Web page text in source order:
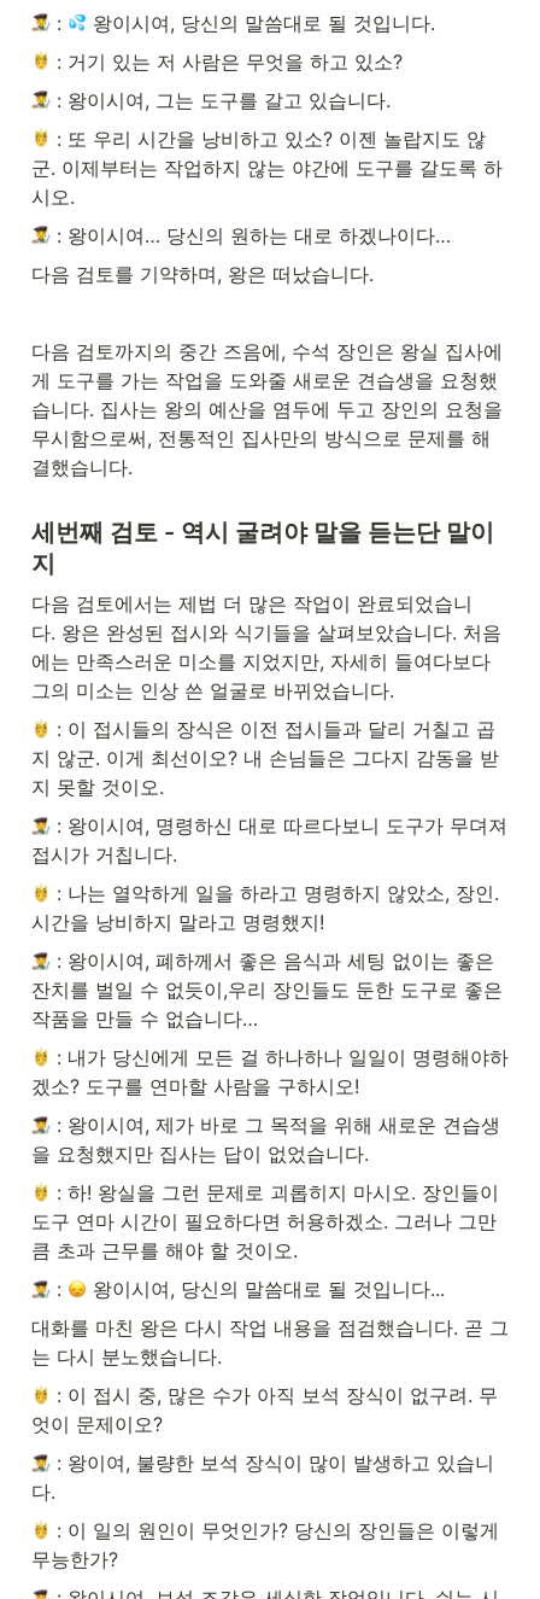
:
왕이시여, 당신의 말씀대로 될 것입니다.
: 거기 있는 저 사람은 무엇을 하고 있소?
: 왕이시여, 그는 도구를 갈고 있습니다.
: 또 우리 시간을 낭비하고 있소? 이젠 놀랍지도 않
군. 이제부터는 작업하지 않는 야간에 도구를 갈도록 하
시오.
: 왕이시여… 당신의 원하는 대로 하겠나이다…
다음 검토를 기약하며, 왕은 떠났습니다.
다음 검토까지의 중간 즈음에, 수석 장인은 왕실 집사에
게 도구를 가는 작업을 도와줄 새로운 견습생을 요청했
습니다. 집사는 왕의 예산을 염두에 두고 장인의 요청을
무시함으로써, 전통적인 집사만의 방식으로 문제를 해
결했습니다.
세번째 검토 - 역시 굴려야 말을 듣는단 말이
지
다음 검토에서는 제법 더 많은 작업이 완료되었습니
다. 왕은 완성된 접시와 식기들을 살펴보았습니다. 처음
에는 만족스러운 미소를 지었지만, 자세히 들여다보다
그의 미소는 인상 쓴 얼굴로 바뀌었습니다.
: 이 접시들의 장식은 이전 접시들과 달리 거칠고 곱
지 않군. 이게 최선이오? 내 손님들은 그다지 감동을 받
지 못할 것이오.
: 왕이시여, 명령하신 대로 따르다보니 도구가 무뎌져
접시가 거칩니다.
: 나는 열악하게 일을 하라고 명령하지 않았소, 장인.
시간을 낭비하지 말라고 명령했지!
: 왕이시여, 폐하께서 좋은 음식과 세팅 없이는 좋은
잔치를 벌일 수 없듯이,우리 장인들도 둔한 도구로 좋은
작품을 만들 수 없습니다…
: 내가 당신에게 모든 걸 하나하나 일일이 명령해야하
겠소? 도구를 연마할 사람을 구하시오!
: 왕이시여, 제가 바로 그 목적을 위해 새로운 견습생
을 요청했지만 집사는 답이 없었습니다.
: 하! 왕실을 그런 문제로 괴롭히지 마시오. 장인들이
도구 연마 시간이 필요하다면 허용하겠소. 그러나 그만
큼 초과 근무를 해야 할 것이오.
:
왕이시여, 당신의 말씀대로 될 것입니다...
대화를 마친 왕은 다시 작업 내용을 점검했습니다. 곧 그
는 다시 분노했습니다.
: 이 접시 중, 많은 수가 아직 보석 장식이 없구려. 무
엇이 문제이오?
: 왕이여, 불량한 보석 장식이 많이 발생하고 있습니
다.
: 이 일의 원인이 무엇인가? 당신의 장인들은 이렇게
무능한가?